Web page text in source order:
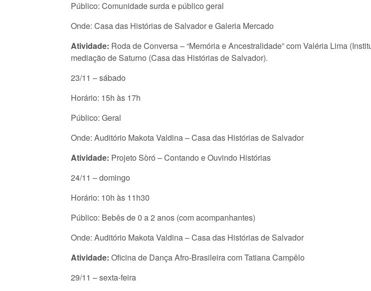
Público: Comunidade surda e público geral
Onde: Casa das Histórias de Salvador e Galeria Mercado
Atividade: Roda de Conversa – “Memória e Ancestralidade” com Valéria Lima
mediação de Saturno (Casa das Histórias de Salvador).
23/11 – sábado
Horário: 15h às 17h
Público: Geral
Onde: Auditório Makota Valdina – Casa das Histórias de Salvador
Atividade: Projeto Sòró – Contando e Ouvindo Histórias
24/11 – domingo
Horário: 10h às 11h30
Público: Bebês de 0 a 2 anos (com acompanhantes)
Onde: Auditório Makota Valdina – Casa das Histórias de Salvador
Atividade: Oficina de Dança Afro-Brasileira com Tatiana Campêlo
29/11 – sexta-feira